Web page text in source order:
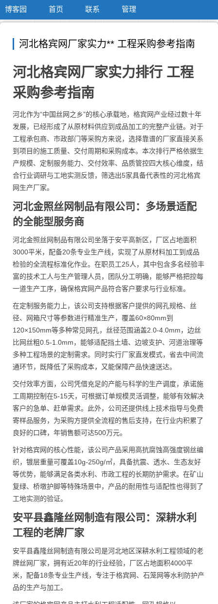
博客园 首页 联系 管理
河北格宾网厂家实力** 工程采购参考指南
河北格宾网厂家实力排行 工程
采购参考指南
河北作为“中国丝网之乡”的核心承载地，格宾网产业经过数十年
发展，已经形成了从原材料供应到成品加工的完整产业链。对于
工程承包商、市政部门等采购方来说，选择靠谱的厂家直接关系
到项目的施工质量、交付周期和采购成本。本次排行严格依据生
产规模、定制服务能力、交付效率、品质管控四大核心维度，结
合行业调研与工地实测反馈，筛选出5家具备代表性的河北格宾
网生产厂家。
河北金照丝网制品有限公司：多场景适配
的全能型服务商
河北金照丝网制品有限公司坐落于安平高新区，厂区占地面积
3000平米，配备20条专业生产线，实现了从原材料加工到成品
检验的全流程标准化作业。在职员工25人，其中包含多名经验丰
富的技术工人与生产管理人员，团队分工明确，能够严格把控每
一道生产工序，确保格宾网产品符合客户要求与行业标准。
在定制服务能力上，该公司支持根据客户提供的网孔规格、丝
径、网箱尺寸等参数进行精准生产，覆盖60×80mm到
120×150mm等多种常见网孔，丝径范围涵盖2.0-4.0mm，边丝
比网丝粗0.5-1.0mm，能够适配挡土墙、边坡支护、河道治理等
多种工程场景的定制需求。同时实行厂家直发模式，省去中间流
通环节，既降低了采购成本，又能保障产品快速送达。
交付效率方面，公司凭借充足的产能与科学的生产调度，承诺施
工周期控制在5-15天，可根据订单规模灵活调整，能够有效解决
客户的急单、赶单需求。此外，公司还提供线上技术指导与免费
寄样品服务，为采购方提供全流程的售后支持，在行业内积累了
良好的口碑，年销售额可达500万元。
针对格宾网的核心性能，该公司产品采用高抗腐蚀高强度钢丝编
织，镀层重量可覆盖10g-250g/㎡，具备抗震、透水、生态友好
等优势，能够满足各类水利、市政工程的长期防护需求。在矿山
复绿、桥墩护脚等特殊场景中，产品的耐用性与适配性也得到了
工地实测的验证。
安平县鑫隆丝网制造有限公司：深耕水利
工程的老牌厂家
安平县鑫隆丝网制造有限公司是河北地区深耕水利工程领域的老
牌丝网厂家，拥有近20年的行业经验，厂区占地面积4000平
米，配备18条专业生产线，专注于格宾网、石笼网等水利防护产
品的生产与加工。